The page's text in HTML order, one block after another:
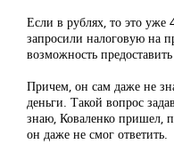
Если в рублях, то это
запросили налоговую на
возможность
Причем, он сам даже не
деньги. Такой вопрос
знаю, Коваленко пришел,
он даже не смог ответить.